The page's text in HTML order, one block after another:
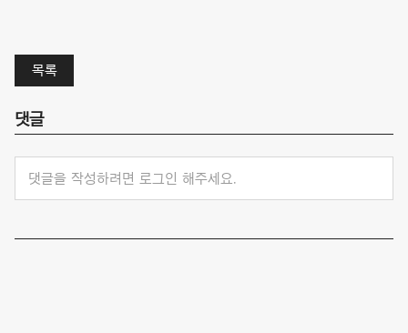
목록
댓글
댓글을 작성하려면 로그인 해주세요.